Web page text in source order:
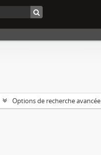
Options de recherche avancée